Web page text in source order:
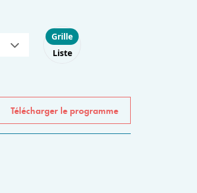
Choose layout
Grille
Liste
Télécharger le programme